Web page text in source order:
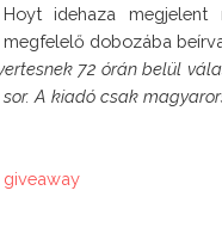
idehaza megjelent
72 órán belül
A kiadó csak
giveaway